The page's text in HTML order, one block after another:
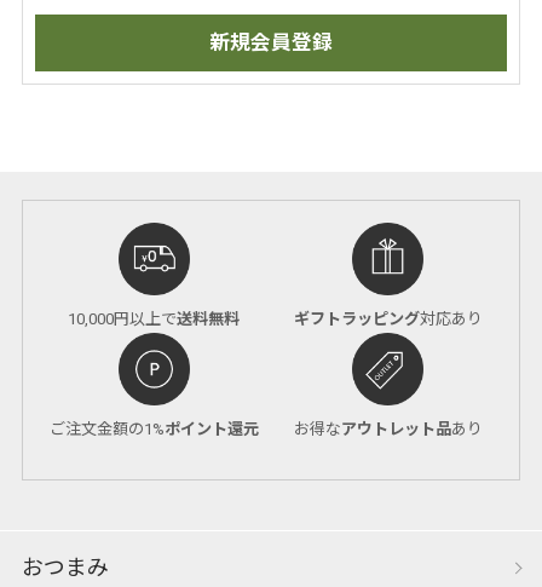
10,000円以上で送料無料 ギフトラッピング対応あり
ご注文金額の1%ポイント還元 お得なアウトレット品あり
おつまみ